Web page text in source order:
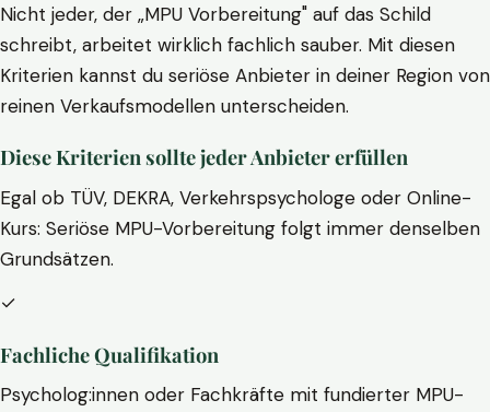
Nicht jeder, der „MPU Vorbereitung" auf das Schild
schreibt, arbeitet wirklich fachlich sauber. Mit diesen
Kriterien kannst du seriöse Anbieter in deiner Region von
reinen Verkaufsmodellen unterscheiden.
Diese Kriterien sollte jeder Anbieter erfüllen
Egal ob TÜV, DEKRA, Verkehrspsychologe oder Online-
Kurs: Seriöse MPU-Vorbereitung folgt immer denselben
Grundsätzen.
✓
Fachliche Qualifikation
Psycholog:innen oder Fachkräfte mit fundierter MPU-